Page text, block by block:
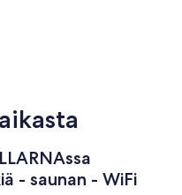
- saunan - WiFi